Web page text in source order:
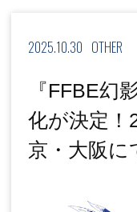
OTHER
2025.10.30
『FFBE幻
化が決定！
京・⼤阪に